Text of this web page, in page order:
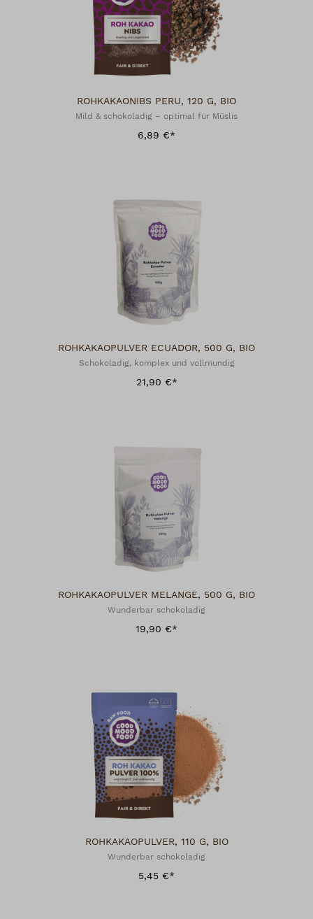
ROHKAKAONIBS PERU, 120 G, BIO
Mild & schokoladig – optimal für Müslis
6,89 €*
ROHKAKAOPULVER ECUADOR, 500 G, BIO
Schokoladig, komplex und vollmundig
21,90 €*
ROHKAKAOPULVER MELANGE, 500 G, BIO
Wunderbar schokoladig
19,90 €*
ROHKAKAOPULVER, 110 G, BIO
Wunderbar schokoladig
5,45 €*